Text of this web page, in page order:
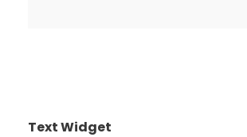
Text Widget